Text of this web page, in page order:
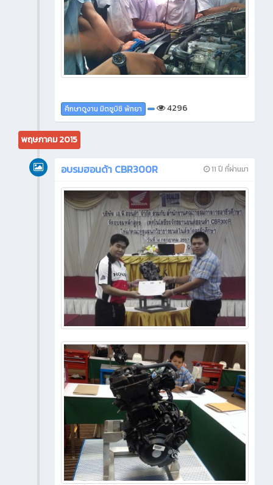
ศึกษาดูงาน มิตซูบิชิ พัทยา 4296
พฤษภาคม 2015
11 ปี ที่ผ่านมา
อบรมฮอนด้า CBR300R